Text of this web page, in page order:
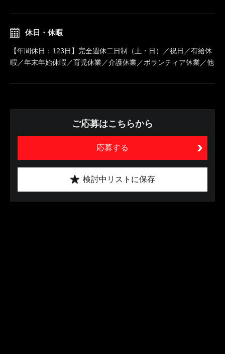
休日・休暇
【年間休日：123日】完全週休二日制（土・日）／祝日／有給休
暇／年末年始休暇／育児休業／介護休業／ボランティア休業／他
ご応募はこちらから
応募する
検討中リストに保存